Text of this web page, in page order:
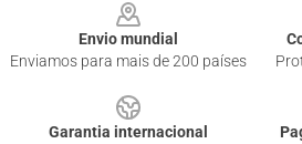
Envio mundial
Enviamos para mais de 200 países
Garantia internacional